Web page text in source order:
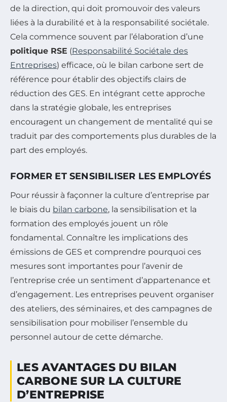
de la direction, qui doit promouvoir des valeurs
liées à la durabilité et à la responsabilité sociétale.
Cela commence souvent par l’élaboration d’une
politique RSE (Responsabilité Sociétale des
Entreprises) efficace, où le bilan carbone sert de
référence pour établir des objectifs clairs de
réduction des GES. En intégrant cette approche
dans la stratégie globale, les entreprises
encouragent un changement de mentalité qui se
traduit par des comportements plus durables de la
part des employés.
FORMER ET SENSIBILISER LES EMPLOYÉS
Pour réussir à façonner la culture d’entreprise par
le biais du bilan carbone, la sensibilisation et la
formation des employés jouent un rôle
fondamental. Connaître les implications des
émissions de GES et comprendre pourquoi ces
mesures sont importantes pour l’avenir de
l’entreprise crée un sentiment d’appartenance et
d’engagement. Les entreprises peuvent organiser
des ateliers, des séminaires, et des campagnes de
sensibilisation pour mobiliser l’ensemble du
personnel autour de cette démarche.
LES AVANTAGES DU BILAN
CARBONE SUR LA CULTURE
D’ENTREPRISE